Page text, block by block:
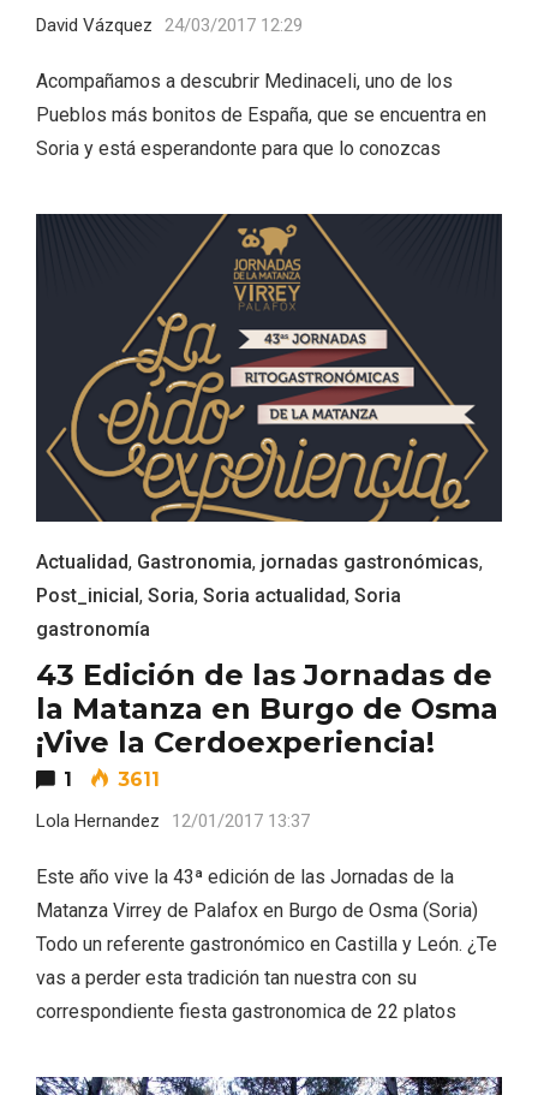
David Vázquez 24/03/2017 12:29
Acompañamos a descubrir Medinaceli, uno de los
Pueblos más bonitos de España, que se encuentra en
Soria y está esperandonte para que lo conozcas
Actualidad, Gastronomia, jornadas gastronómicas,
Post_inicial, Soria, Soria actualidad, Soria
gastronomía
43 Edición de las Jornadas de
la Matanza en Burgo de Osma
¡Vive la Cerdoexperiencia!
1 3611
Lola Hernandez 12/01/2017 13:37
Este año vive la 43ª edición de las Jornadas de la
Matanza Virrey de Palafox en Burgo de Osma (Soria)
Todo un referente gastronómico en Castilla y León. ¿Te
vas a perder esta tradición tan nuestra con su
correspondiente fiesta gastronomica de 22 platos
La zonificación como recurso turístico
de la Ruta del Vino de Rueda
Memoria, Tierra y Voz